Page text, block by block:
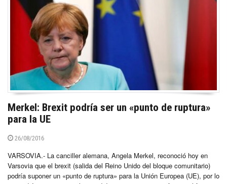
Merkel: Brexit podría ser un «punto de ruptura»
para la UE
26/08/2016
VARSOVIA.- La canciller alemana, Angela Merkel, reconoció hoy en
Varsovia que el brexit (salida del Reino Unido del bloque comunitario)
podría suponer un «punto de ruptura» para la Unión Europea (UE), por lo